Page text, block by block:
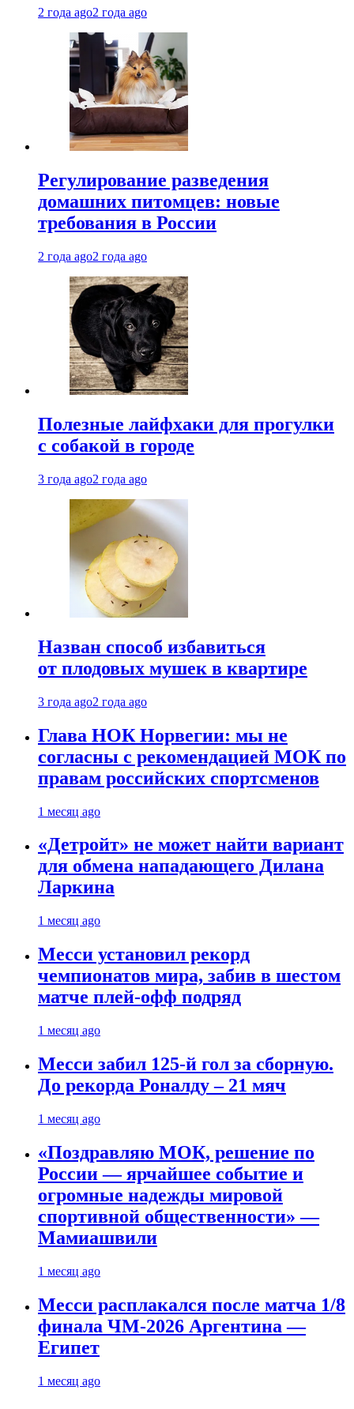
2 года ago2 года ago
Регулирование разведения
домашних питомцев: новые
требования в России
2 года ago2 года ago
Полезные лайфхаки для прогулки
с собакой в городе
3 года ago2 года ago
Назван способ избавиться
от плодовых мушек в квартире
3 года ago2 года ago
Глава НОК Норвегии: мы не
согласны с рекомендацией МОК по
правам российских спортсменов
1 месяц ago
«Детройт» не может найти вариант
для обмена нападающего Дилана
Ларкина
1 месяц ago
Месси установил рекорд
чемпионатов мира, забив в шестом
матче плей‑офф подряд
1 месяц ago
Месси забил 125-й гол за сборную.
До рекорда Роналду – 21 мяч
1 месяц ago
«Поздравляю МОК, решение по
России — ярчайшее событие и
огромные надежды мировой
спортивной общественности» —
Мамиашвили
1 месяц ago
Месси расплакался после матча 1/8
финала ЧМ-2026 Аргентина —
Египет
1 месяц ago